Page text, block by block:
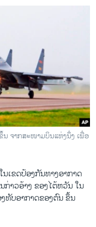
ຈາກສະໜາມບິນແຫ່ງນຶ່ງ ເພື່ອ
ເຂດປ້ອງກັນທາງອາກາດ
າວອ້າງ ຂອງໄຕ້ຫວັນ ໃນ
ທັບອາກາດຂອງຕົນ ຂຶ້ນ